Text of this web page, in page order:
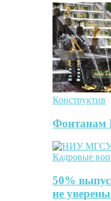
Конструктив
Фонтанам
Кадровые
50%
не